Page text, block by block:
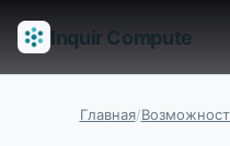
Inquir Compute
ВозможностиAPI-шлюз
Главная/